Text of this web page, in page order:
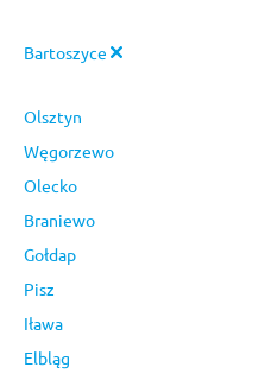
Bartoszyce
Olsztyn
Węgorzewo
Olecko
Braniewo
Gołdap
Pisz
Iława
Elbląg